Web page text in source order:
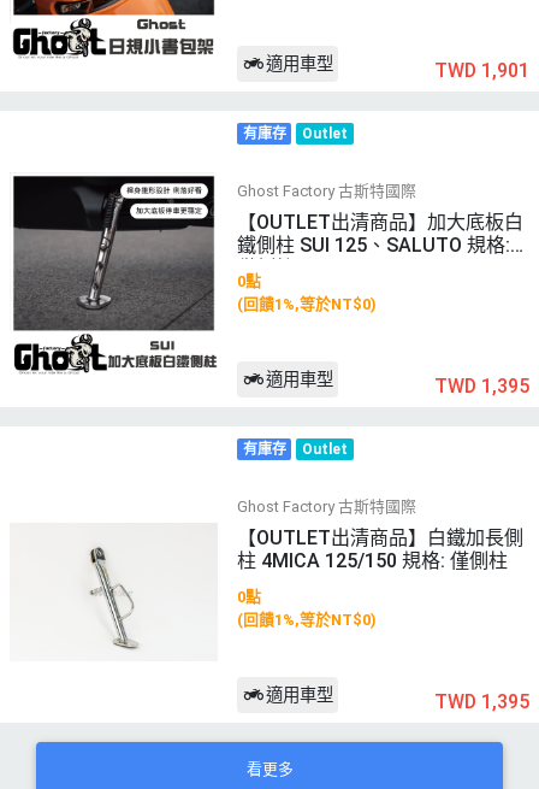
適用車型 TWD 1,901
有庫存 Outlet
Ghost Factory 古斯特國際
【OUTLET出清商品】加大底板白
鐵側柱 SUI 125、SALUTO 規格:
僅側柱
0點
(回饋1%,等於NT$0)
適用車型 TWD 1,395
有庫存 Outlet
Ghost Factory 古斯特國際
【OUTLET出清商品】白鐵加長側
柱 4MICA 125/150 規格: 僅側柱
0點
(回饋1%,等於NT$0)
適用車型 TWD 1,395
看更多